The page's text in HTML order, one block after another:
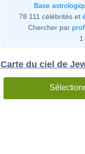
Base
78 111 célébrités et
Chercher par
Carte du ciel de